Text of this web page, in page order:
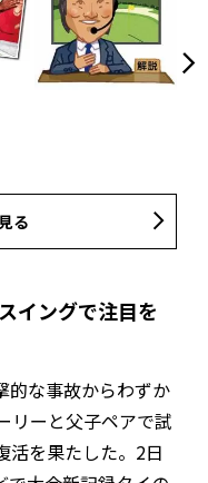
る
イングで注目を
的な事故からわずか
リーと父子ペアで試
活を果たした。2日